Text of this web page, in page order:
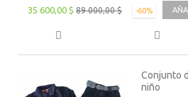
35 600,00 $ 89 000,00 $ -60%
Conjunto
niño